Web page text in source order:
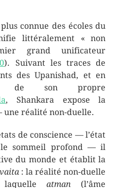
connue des écoles du
littéralement « non
grand unificateur
). Suivant les traces de
des Upanishad, et en
de son propre
, Shankara expose la
réalité non-duelle.
de conscience — l’état
sommeil profond — il
du monde et établit la
: la réalité non-duelle
laquelleatman (l’âme